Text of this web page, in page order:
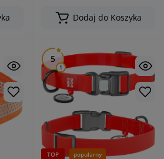
Dodaj do Koszyka
5
1
TOP popularny